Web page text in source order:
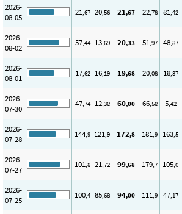
2026-
08-05
21,67 20,56 21,67 22,78 81,42
2026-
08-02
57,44 13,69 20,33 51,97 48,87
2026-
08-01
17,62 16,19 19,68 20,08 18,37
2026-
07-30
47,74 12,38 60,00 66,58 5,42
2026-
07-28
144,9 121,9 172,8 181,9 163,5
2026-
07-27
101,8 21,72 99,68 179,7 105,0
2026-
07-25
100,4 85,68 94,00 111,9 47,17